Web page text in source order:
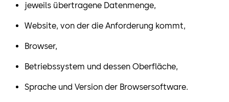
jeweils übertragene Datenmenge,
Website, von der die Anforderung kommt,
Browser,
Betriebssystem und dessen Oberfläche,
Sprache und Version der Browsersoftware.